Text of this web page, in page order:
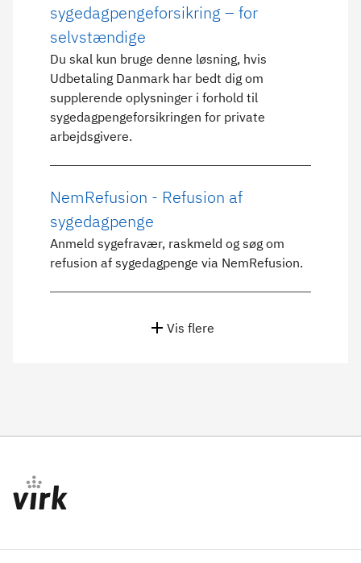
sygedagpengeforsikring – for
selvstændige
Du skal kun bruge denne løsning, hvis
Udbetaling Danmark har bedt dig om
supplerende oplysninger i forhold til
sygedagpengeforsikringen for private
arbejdsgivere.
NemRefusion - Refusion af
sygedagpenge
Anmeld sygefravær, raskmeld og søg om
refusion af sygedagpenge via NemRefusion.
Vis flere